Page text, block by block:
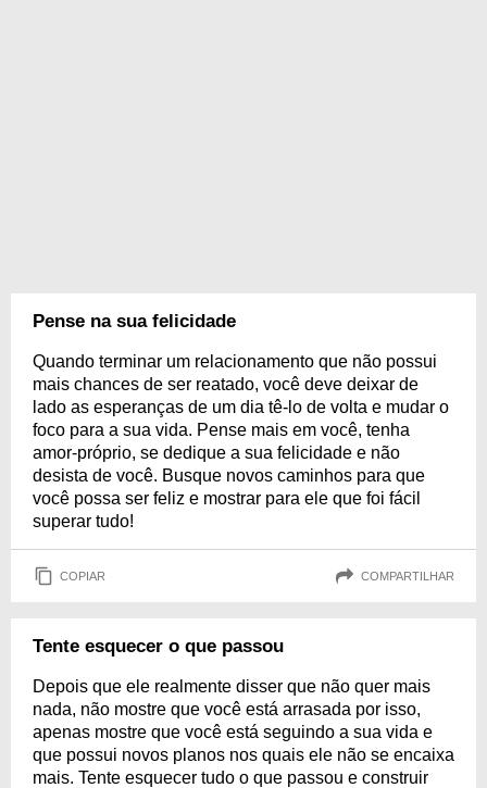
Pense na sua felicidade
Quando terminar um relacionamento que não possui
mais chances de ser reatado, você deve deixar de
lado as esperanças de um dia tê-lo de volta e mudar o
foco para a sua vida. Pense mais em você, tenha
amor-próprio, se dedique a sua felicidade e não
desista de você. Busque novos caminhos para que
você possa ser feliz e mostrar para ele que foi fácil
superar tudo!
COPIAR COMPARTILHAR
Tente esquecer o que passou
Depois que ele realmente disser que não quer mais
nada, não mostre que você está arrasada por isso,
apenas mostre que você está seguindo a sua vida e
que possui novos planos nos quais ele não se encaixa
mais. Tente esquecer tudo o que passou e construir